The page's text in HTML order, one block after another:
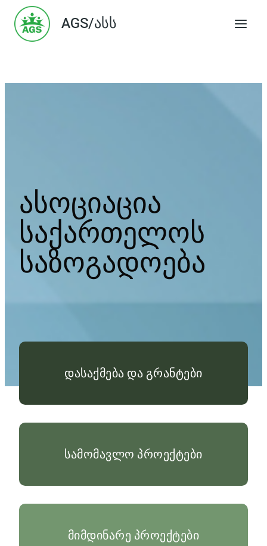
Skip
content
AGS/ასს
ასოციაცია
საქართელოს
საზოგადოება
დასაქმება და გრანტები
სამომავლო პროექტები
მიმდინარე პროექტები